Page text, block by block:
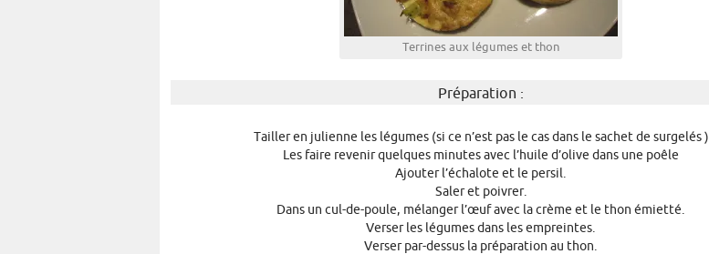
Terrines aux légumes et thon
Préparation :
Tailler en julienne les légumes (si ce n’est pas le cas dans le sachet de surgelés )
Les faire revenir quelques minutes avec l’huile d’olive dans une poêle
Ajouter l’échalote et le persil.
Saler et poivrer.
Dans un cul-de-poule, mélanger l’œuf avec la crème et le thon émietté.
Verser les légumes dans les empreintes.
Verser par-dessus la préparation au thon.